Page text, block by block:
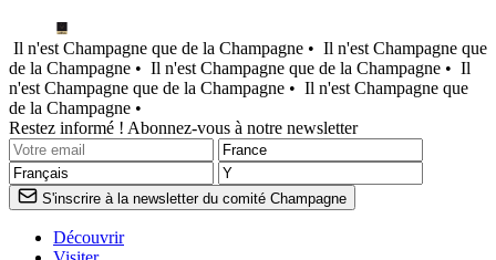
Il n'est Champagne que de la Champagne • Il n'est Champagne que
de la Champagne • Il n'est Champagne que de la Champagne • Il
n'est Champagne que de la Champagne • Il n'est Champagne que
de la Champagne •
Restez informé ! Abonnez-vous à notre newsletter
S'inscrire à la newsletter du comité Champagne
Découvrir